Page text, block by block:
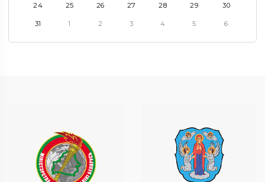
24 25 26 27 28 29 30
31 1 2 3 4 5 6